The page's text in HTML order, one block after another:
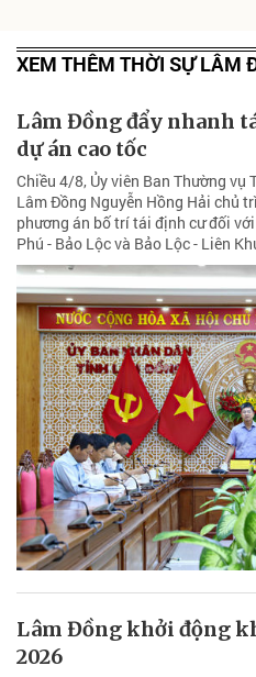
XEM THÊM THỜI SỰ LÂM
Lâm Đồng đẩy nhanh
dự án cao tốc
Chiều 4/8, Ủy viên Ban Thường vụ
Lâm Đồng Nguyễn Hồng Hải chủ
phương án bố trí tái định cư đối
Phú - Bảo Lộc và Bảo Lộc - Liên
Lâm Đồng khởi động
2026